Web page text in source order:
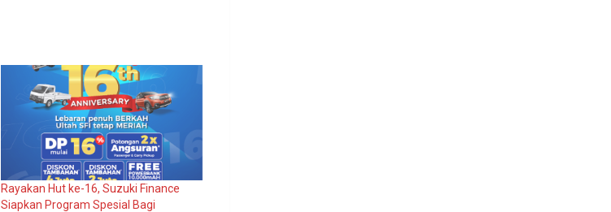
Rayakan Hut ke-16, Suzuki Finance
Siapkan Program Spesial Bagi